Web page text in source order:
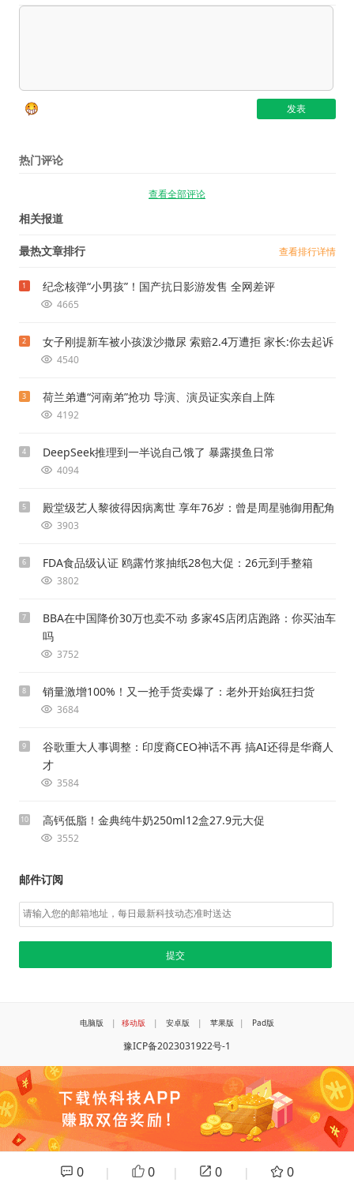
热门评论
查看全部评论
相关报道
最热文章排行 查看排行详情
1 纪念核弹“小男孩”！国产抗日影游发售 全网差评
4665
2 女子刚提新车被小孩泼沙撒尿 索赔2.4万遭拒 家长:你去起诉
4540
3 荷兰弟遭“河南弟”抢功 导演、演员证实亲自上阵
4192
4 DeepSeek推理到一半说自己饿了 暴露摸鱼日常
4094
5 殿堂级艺人黎彼得因病离世 享年76岁：曾是周星驰御用配角
3903
6 FDA食品级认证 鸥露竹浆抽纸28包大促：26元到手整箱
3802
7
BBA在中国降价30万也卖不动 多家4S店闭店跑路：你买油车
吗
3752
8 销量激增100%！又一抢手货卖爆了：老外开始疯狂扫货
3684
9
谷歌重大人事调整：印度裔CEO神话不再 搞AI还得是华裔人
才
3584
10 高钙低脂！金典纯牛奶250ml12盒27.9元大促
3552
邮件订阅
0 | 0 | 0 | 0
电脑版 | 移动版 | 安卓版 | 苹果版 | Pad版
豫ICP备2023031922号-1